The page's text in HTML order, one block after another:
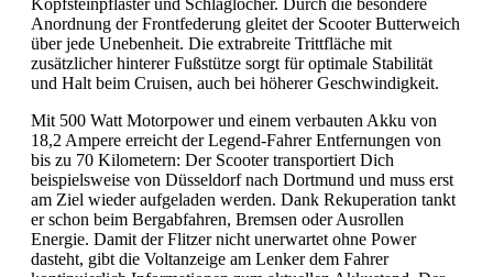
Anordnung der Frontfederung gleitet der Scooter Butterweich
über jede Unebenheit. Die extrabreite Trittfläche mit
zusätzlicher hinterer Fußstütze sorgt für optimale Stabilität
und Halt beim Cruisen, auch bei höherer Geschwindigkeit.
Mit 500 Watt Motorpower und einem verbauten Akku von
18,2 Ampere erreicht der Legend-Fahrer Entfernungen von
bis zu 70 Kilometern: Der Scooter transportiert Dich
beispielsweise von Düsseldorf nach Dortmund und muss erst
am Ziel wieder aufgeladen werden. Dank Rekuperation tankt
er schon beim Bergabfahren, Bremsen oder Ausrollen
Energie. Damit der Flitzer nicht unerwartet ohne Power
dasteht, gibt die Voltanzeige am Lenker dem Fahrer